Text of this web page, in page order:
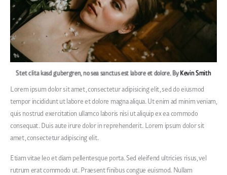
Stet clita kasd gubergren, no sea sanctus est labore et dolore. ByKevin Smith
Lorem ipsum dolor sit amet, consectetur adipisicing elit, sed do eiusmod
tempor incididunt ut labore et dolore magna aliqua. Ut enim ad minim veniam,
quis nostrud exercitation ullamco laboris nisi ut aliquip ex ea commodo
consequat. Duis aute irure dolor in reprehenderit. Lorem ipsum dolor sit
amet, consectetur adipiscing elit.
Etiam vitae leo et diam pellentesque porta. Sed eleifend ultricies risus, vel
rutrum erat commodo ut. Praesent finibus congue euismod. Nullam